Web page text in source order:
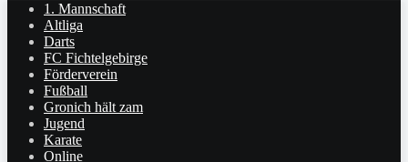
1. Mannschaft
Altliga
Darts
FC Fichtelgebirge
Förderverein
Fußball
Gronich hält zam
Jugend
Karate
Online